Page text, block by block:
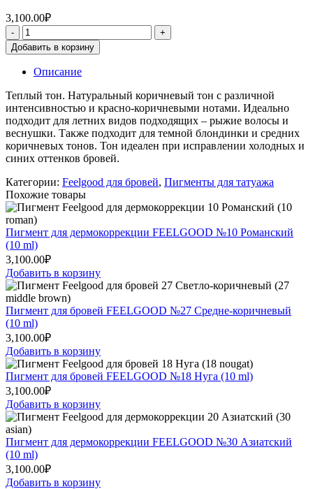
3,100.00₽
Добавить в корзину
Описание
Теплый тон. Натуральный коричневый тон с различной
интенсивностью и красно-коричневыми нотами. Идеально
подходит для летних видов подходящих – рыжие волосы и
веснушки. Также подходит для темной блондинки и средних
коричневых тонов. Тон идеален при исправлении холодных и
синих оттенков бровей.
Категории: Feelgood для бровей, Пигменты для татуажа
Похожие товары
Пигмент для дермокоррекции FEELGOOD №10 Романский
(10 ml)
3,100.00₽
Добавить в корзину
Пигмент для бровей FEELGOOD №27 Средне-коричневый
(10 ml)
3,100.00₽
Добавить в корзину
Пигмент для бровей FEELGOOD №18 Нуга (10 ml)
3,100.00₽
Добавить в корзину
Пигмент для дермокоррекции FEELGOOD №30 Азиатский
(10 ml)
3,100.00₽
Добавить в корзину